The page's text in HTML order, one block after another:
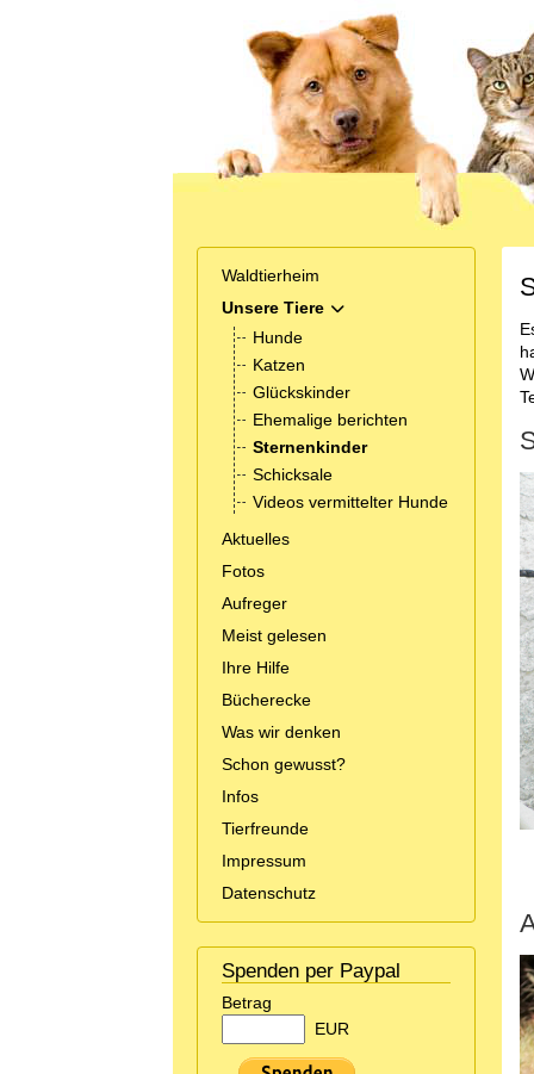
Waldtierheim
Unsere Tiere
Hunde
Katzen
Glückskinder
Ehemalige berichten
Sternenkinder
Schicksale
Videos vermittelter Hunde
Aktuelles
Fotos
Aufreger
Meist gelesen
Ihre Hilfe
Bücherecke
Was wir denken
Schon gewusst?
Infos
Tierfreunde
Impressum
Datenschutz
Spenden per Paypal
Betrag
EUR